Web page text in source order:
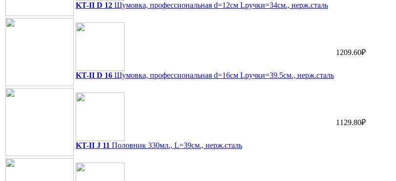
KT-II D 12 Шумовка, профессиональная d=12см Lручки=34см., нерж.сталь
KT-II D 16 Шумовка, профессиональная d=16см Lручки=39.5см., нерж.сталь
1209.60₽
KT-II J 11 Половник 330мл., L=39см., нерж.сталь
1129.80₽